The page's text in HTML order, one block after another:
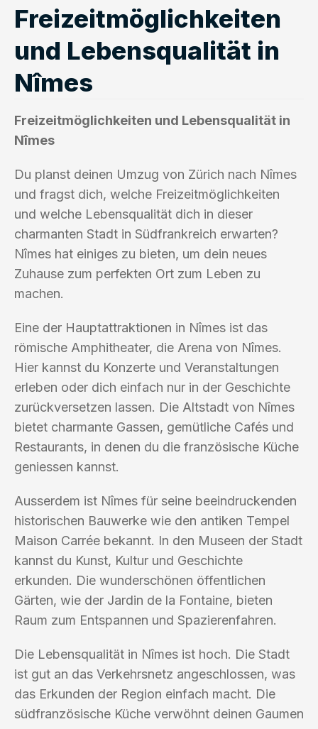
Freizeitmöglichkeiten
und Lebensqualität in
Nîmes
Freizeitmöglichkeiten und Lebensqualität in
Nîmes
Du planst deinen Umzug von Zürich nach Nîmes
und fragst dich, welche Freizeitmöglichkeiten
und welche Lebensqualität dich in dieser
charmanten Stadt in Südfrankreich erwarten?
Nîmes hat einiges zu bieten, um dein neues
Zuhause zum perfekten Ort zum Leben zu
machen.
Eine der Hauptattraktionen in Nîmes ist das
römische Amphitheater, die Arena von Nîmes.
Hier kannst du Konzerte und Veranstaltungen
erleben oder dich einfach nur in der Geschichte
zurückversetzen lassen. Die Altstadt von Nîmes
bietet charmante Gassen, gemütliche Cafés und
Restaurants, in denen du die französische Küche
geniessen kannst.
Ausserdem ist Nîmes für seine beeindruckenden
historischen Bauwerke wie den antiken Tempel
Maison Carrée bekannt. In den Museen der Stadt
kannst du Kunst, Kultur und Geschichte
erkunden. Die wunderschönen öffentlichen
Gärten, wie der Jardin de la Fontaine, bieten
Raum zum Entspannen und Spazierenfahren.
Die Lebensqualität in Nîmes ist hoch. Die Stadt
ist gut an das Verkehrsnetz angeschlossen, was
das Erkunden der Region einfach macht. Die
südfranzösische Küche verwöhnt deinen Gaumen